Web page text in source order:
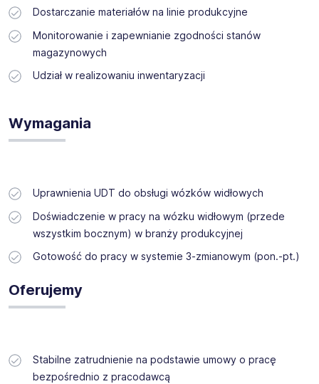
Dostarczanie materiałów na linie produkcyjne
Monitorowanie i zapewnianie zgodności stanów
magazynowych
Udział w realizowaniu inwentaryzacji
Wymagania
Uprawnienia UDT do obsługi wózków widłowych
Doświadczenie w pracy na wózku widłowym (przede
wszystkim bocznym) w branży produkcyjnej
Gotowość do pracy w systemie 3-zmianowym (pon.-pt.)
Oferujemy
Stabilne zatrudnienie na podstawie umowy o pracę
bezpośrednio z pracodawcą